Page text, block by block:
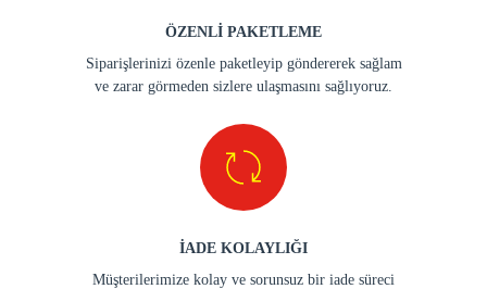
ÖZENLİ PAKETLEME
Siparişlerinizi özenle paketleyip göndererek sağlam
ve zarar görmeden sizlere ulaşmasını sağlıyoruz.
İADE KOLAYLIĞI
Müşterilerimize kolay ve sorunsuz bir iade süreci